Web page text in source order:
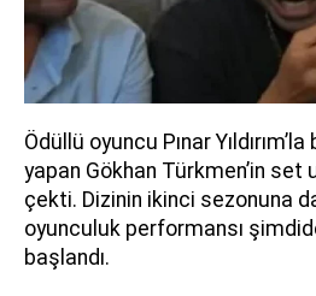
Ödüllü oyuncu Pınar Yıldırım’la
yapan Gökhan Türkmen’in set
çekti. Dizinin ikinci sezonuna
oyunculuk performansı
başlandı.